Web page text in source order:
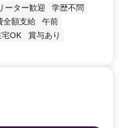
ーター歓迎
学歴不問
全額支給
午前
宅OK
賞与あり